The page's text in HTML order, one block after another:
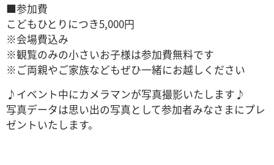
■参加費
こどもひとりにつき5,000円
※会場費込み
※観覧のみの小さいお子様は参加費無料です
※ご両親やご家族などもぜひ一緒にお越しください
♪イベント中にカメラマンが写真撮影いたします♪
写真データは思い出の写真として参加者みなさまにプレ
ゼントいたします。